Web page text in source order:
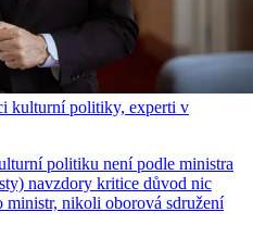
kulturní politiky, experti v
politiku není podle ministra
navzdory kritice důvod nic
nikoli oborová sdružení